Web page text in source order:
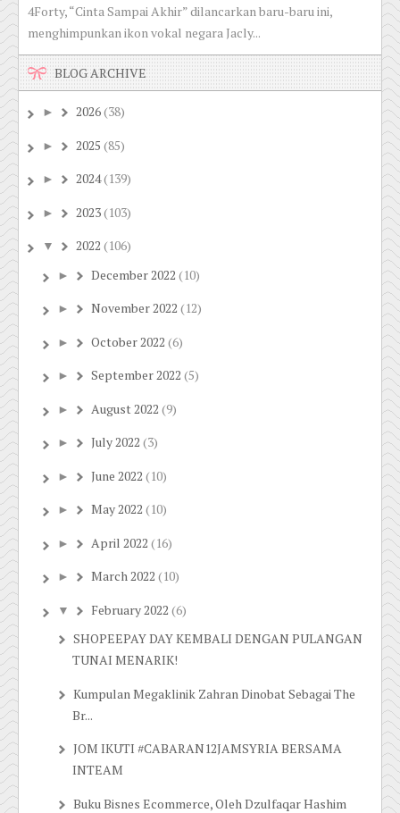
4Forty, “Cinta Sampai Akhir” dilancarkan baru-baru ini,
menghimpunkan ikon vokal negara Jacly...
BLOG ARCHIVE
► 2026(38)
► 2025 (85)
► 2024(139)
► 2023(103)
▼ 2022 (106)
► December 2022 (10)
► November 2022 (12)
► October 2022 (6)
► September 2022 (5)
► August 2022 (9)
► July 2022 (3)
► June 2022 (10)
► May 2022 (10)
► April 2022 (16)
► March 2022 (10)
▼ February 2022 (6)
SHOPEEPAY DAY KEMBALI DENGAN PULANGAN
TUNAI MENARIK!
Kumpulan Megaklinik Zahran Dinobat Sebagai The
Br...
JOM IKUTI #CABARAN12JAMSYRIA BERSAMA
INTEAM
Buku Bisnes Ecommerce, Oleh Dzulfaqar Hashim